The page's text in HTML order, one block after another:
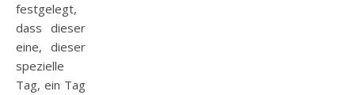
festgelegt,
dass dieser
eine, dieser
spezielle
Tag, ein Tag